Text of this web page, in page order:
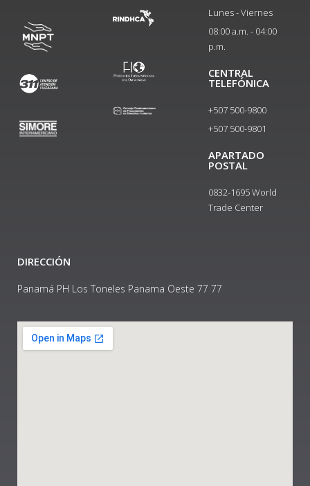
Lunes - Viernes
08:00 a.m. - 04:00
p.m.
CENTRAL
TELEFÓNICA
+507 500-9800
+507 500-9801​
APARTADO
POSTAL
0832-1695 World
Trade Center
DIRECCIÓN
Panamá PH Los Toneles Panama Oeste 77 77